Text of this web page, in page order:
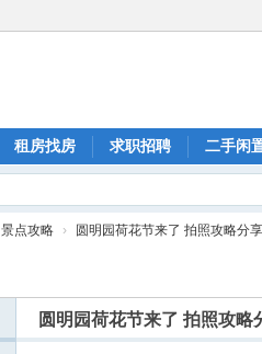
租房找房 求职招聘 二手闲
景点攻略 › 圆明园荷花节来了 拍照攻略分享
圆明园荷花节来了 拍照攻略